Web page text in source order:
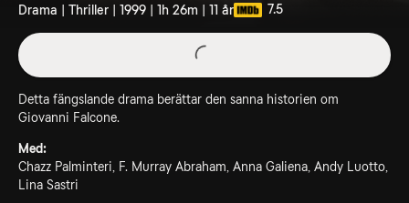
Drama | Thriller | 1999 | 1h 26m | 11 år 7.5
Detta fängslande drama berättar den sanna historien om
Giovanni Falcone.
Med:
Chazz Palminteri, F. Murray Abraham, Anna Galiena, Andy Luotto,
Lina Sastri